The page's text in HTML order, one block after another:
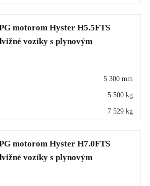
motorom Hyster H5.5FTS
vozíky s plynovým
5 300 mm
5 500 kg
7 529 kg
motorom Hyster H7.0FTS
vozíky s plynovým